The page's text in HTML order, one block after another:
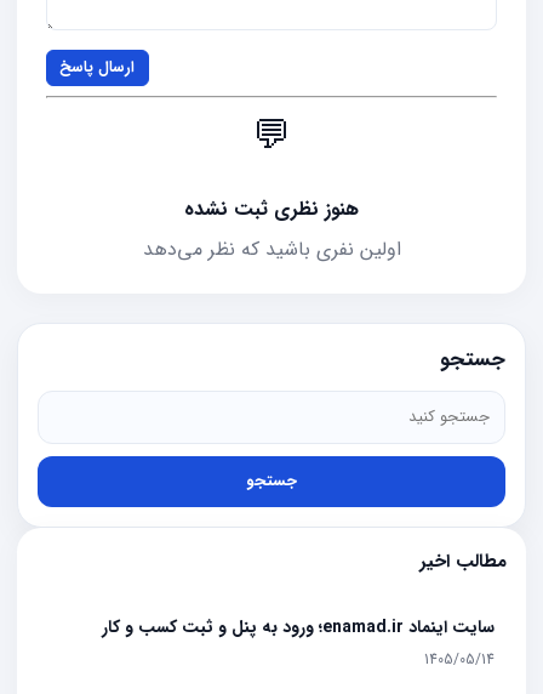
ارسال پاسخ
💬
هنوز نظری ثبت نشده
اولین نفری باشید که نظر می‌دهد
جستجو
جستجو
مطالب اخیر
سایت اینماد enamad.ir؛ ورود به پنل و ثبت کسب و کار
1405/05/14